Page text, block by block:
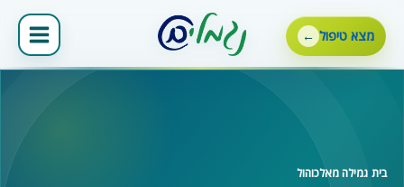
לתוכןמצא טיפול
בית‹גמילה מאלכוהול